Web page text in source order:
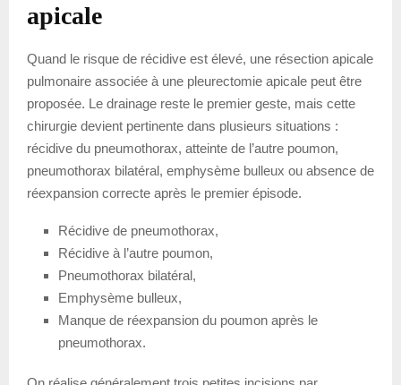
apicale
Quand le risque de récidive est élevé, une résection apicale
pulmonaire associée à une pleurectomie apicale peut être
proposée. Le drainage reste le premier geste, mais cette
chirurgie devient pertinente dans plusieurs situations :
récidive du pneumothorax, atteinte de l’autre poumon,
pneumothorax bilatéral, emphysème bulleux ou absence de
réexpansion correcte après le premier épisode.
Récidive de pneumothorax,
Récidive à l’autre poumon,
Pneumothorax bilatéral,
Emphysème bulleux,
Manque de réexpansion du poumon après le
pneumothorax.